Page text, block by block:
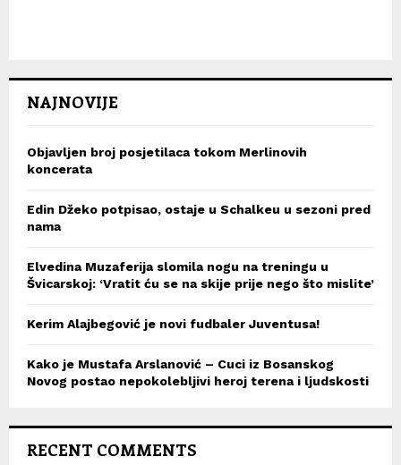
NAJNOVIJE
Objavljen broj posjetilaca tokom Merlinovih
koncerata
Edin Džeko potpisao, ostaje u Schalkeu u sezoni pred
nama
Elvedina Muzaferija slomila nogu na treningu u
Švicarskoj: ‘Vratit ću se na skije prije nego što mislite’
Kerim Alajbegović je novi fudbaler Juventusa!
Kako je Mustafa Arslanović – Cuci iz Bosanskog
Novog postao nepokolebljivi heroj terena i ljudskosti
RECENT COMMENTS